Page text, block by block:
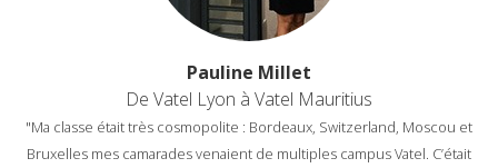
Pauline Millet
De Vatel Lyon à Vatel Mauritius
"Ma classe était très cosmopolite : Bordeaux, Switzerland, Moscou et
Bruxelles mes camarades venaient de multiples campus Vatel. C’était